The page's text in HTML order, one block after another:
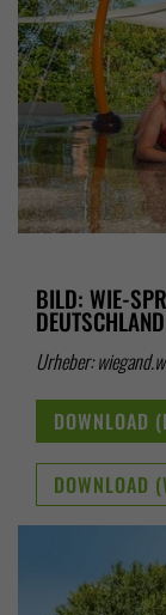
BILD: WIE-
DEUTSCHLAND
Urheber:
DOWNLOAD
DOWNLOAD